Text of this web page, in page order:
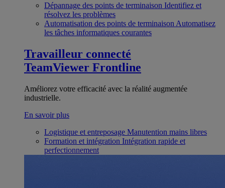
Dépannage des points de terminaison Identifiez et
résolvez les problèmes
Automatisation des points de terminaison Automatisez
les tâches informatiques courantes
Travailleur connecté
TeamViewer Frontline
Améliorez votre efficacité avec la réalité augmentée
industrielle.
En savoir plus
Logistique et entreposage Manutention mains libres
Formation et intégration Intégration rapide et
perfectionnement